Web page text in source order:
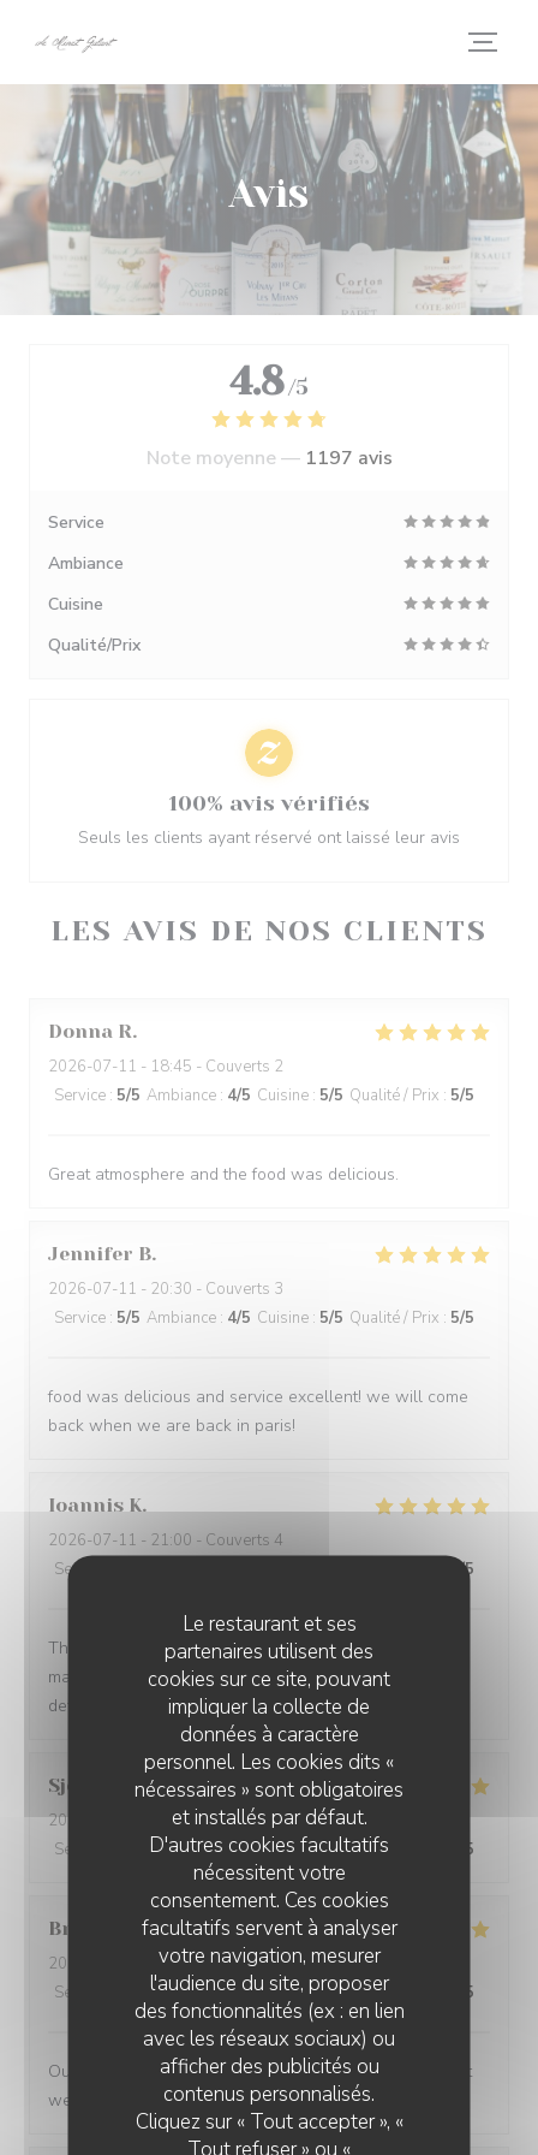
Le restaurant et ses
partenaires utilisent des
cookies sur ce site, pouvant
impliquer la collecte de
données à caractère
personnel. Les cookies dits «
nécessaires » sont obligatoires
et installés par défaut.
D'autres cookies facultatifs
nécessitent votre
consentement. Ces cookies
facultatifs servent à analyser
votre navigation, mesurer
l'audience du site, proposer
des fonctionnalités (ex : en lien
avec les réseaux sociaux) ou
afficher des publicités ou
contenus personnalisés.
Cliquez sur « Tout accepter », «
Tout refuser » ou «
Avis
LES AVIS DE NOS CLIENTS
Donna R
2026-07-11 - 18:45 - Couverts 2
Service : 5/5 Ambiance : 4/5 Cuisine : 5/5 Qualité / Prix : 5/5
Great atmosphere and the food was delicious.
Jennifer B
2026-07-11 - 20:30 - Couverts 3
Service : 5/5 Ambiance : 4/5 Cuisine : 5/5 Qualité / Prix : 5/5
food was delicious and service excellent! we will come
back when we are back in paris!
Ioannis K
2026-07-11 - 21:00 - Couverts 4
Service
/5
The service was quick and high professional and the
manager treat us so well. We felt so welcomed. Will
definitely come back.
Sjoerd
2026-07-10
- 19:30 - Couverts 2
Service
Ambiance: 4/5 Cuisine:5/5 Qualité / Prix /5
Bruce
2026-07-09
- 19:30 - Couverts 4
Service
Ambiance:5 /5 Cuisine : 5/5 Qualité / Prix /5
Outstanding food and service. The service was the best
we have had in Paris
4.8 /5
Note moyenne — 1197 avis
Service
Ambiance
Cuisine
Qualité/Prix
100% avis vérifiés
Seuls les clients ayant réservé ont laissé leur avis